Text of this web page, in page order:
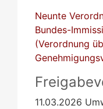
Neunte
Bundes-
(Verordnung
11.03.2026